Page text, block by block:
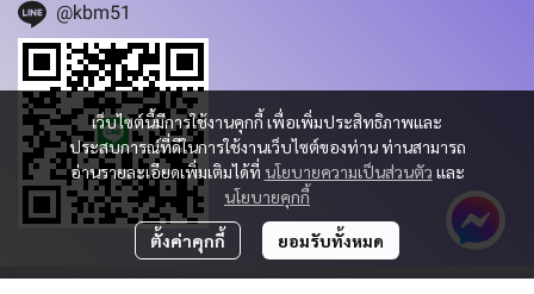
เว็บไซต์นี้มีการใช้งานคุกกี้ เพื่อเพิ่มประสิทธิภาพและ
ประสบการณ์ที่ดีในการใช้งานเว็บไซต์ของท่าน ท่านสามารถ
อ่านรายละเอียดเพิ่มเติมได้ที่ นโยบายความเป็นส่วนตัว และ
นโยบายคุกกี้
ตั้งค่าคุกกี้ ยอมรับทั้งหมด
@kbm51
Copyright 2023 | All Rights Reserved | Powered by KBM PART & TRADING